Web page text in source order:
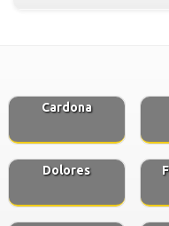
Cardona
Dolores